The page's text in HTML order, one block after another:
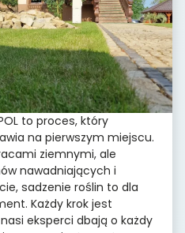
to proces, który
na pierwszym miejscu.
ziemnymi, ale
nawadniających i
sadzenie roślin to dla
Każdy krok jest
eksperci dbają o każdy